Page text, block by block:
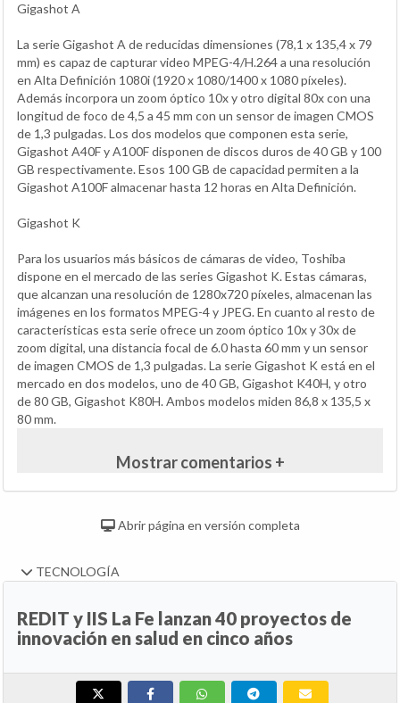
Gigashot A
La serie Gigashot A de reducidas dimensiones (78,1 x 135,4 x 79
mm) es capaz de capturar video MPEG-4/H.264 a una resolución
en Alta Definición 1080i (1920 x 1080/1400 x 1080 píxeles).
Además incorpora un zoom óptico 10x y otro digital 80x con una
longitud de foco de 4,5 a 45 mm con un sensor de imagen CMOS
de 1,3 pulgadas. Los dos modelos que componen esta serie,
Gigashot A40F y A100F disponen de discos duros de 40 GB y 100
GB respectivamente. Esos 100 GB de capacidad permiten a la
Gigashot A100F almacenar hasta 12 horas en Alta Definición.
Gigashot K
Para los usuarios más básicos de cámaras de video, Toshiba
dispone en el mercado de las series Gigashot K. Estas cámaras,
que alcanzan una resolución de 1280x720 píxeles, almacenan las
imágenes en los formatos MPEG-4 y JPEG. En cuanto al resto de
características esta serie ofrece un zoom óptico 10x y 30x de
zoom digital, una distancia focal de 6.0 hasta 60 mm y un sensor
de imagen CMOS de 1,3 pulgadas. La serie Gigashot K está en el
mercado en dos modelos, uno de 40 GB, Gigashot K40H, y otro
de 80 GB, Gigashot K80H. Ambos modelos miden 86,8 x 135,5 x
80 mm.
Mostrar comentarios +
Abrir página en versión completa
TECNOLOGÍA
REDIT y IIS La Fe lanzan 40 proyectos de
innovación en salud en cinco años